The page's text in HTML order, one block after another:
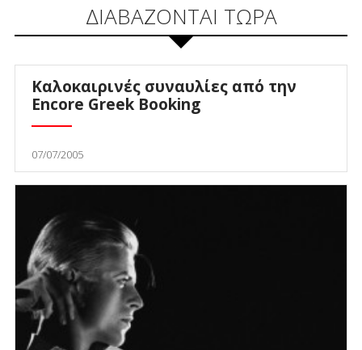
ΔΙΑΒΑΖΟΝΤΑΙ ΤΩΡΑ
Καλοκαιρινές συναυλίες από την
Encore Greek Booking
07/07/2005